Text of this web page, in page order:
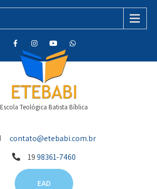
Escola Teológica Batista Bíblica
contato@etebabi.com.br
1998361-7460
EAD